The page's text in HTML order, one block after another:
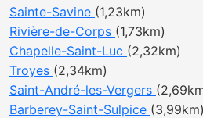
Sainte-Savine (1,23km)
Rivière-de-Corps (1,73km)
Chapelle-Saint-Luc (2,32km)
Troyes (2,34km)
Saint-André-les-Vergers
Barberey-Saint-Sulpice (3,99km)